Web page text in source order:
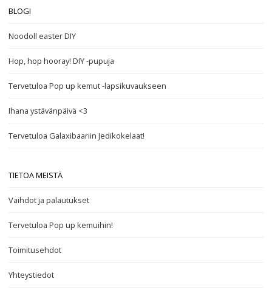
BLOGI
Noodoll easter DIY
Hop, hop hooray! DIY -pupuja
Tervetuloa Pop up kemut -lapsikuvaukseen
Ihana ystävänpäivä <3
Tervetuloa Galaxibaariin Jedikokelaat!
TIETOA MEISTÄ
Vaihdot ja palautukset
Tervetuloa Pop up kemuihin!
Toimitusehdot
Yhteystiedot